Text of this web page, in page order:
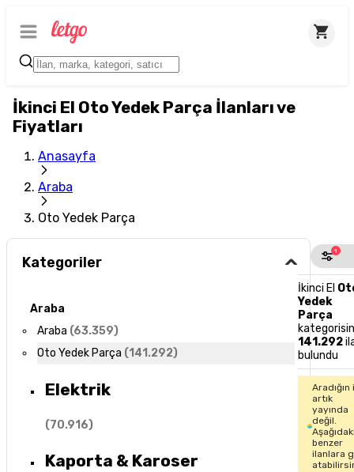
İkinci El Oto Yedek Parça İlanları ve
Fiyatları
Anasayfa
Araba
Oto Yedek Parça
Kategoriler
Araba
Araba (63.359)
Oto Yedek Parça (141.292)
Elektrik
(70.916)
Kaporta & Karoser
1
İkinci El
Yedek
Parça
141.292
bulundu
Aradığın
artık
yayında
değil.
benzer
ilanlara